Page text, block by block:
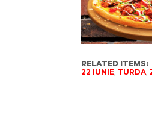
RELATED ITEMS:
22 IUNIE, TURDA,